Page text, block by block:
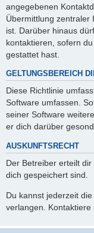
angegebenen
Übermittlung zentraler
ist. Darüber hinaus
kontaktieren, sofern
gestattet hast.
GELTUNGSBEREICH
Diese Richtlinie
Software umfassen.
seiner Software
er dich darüber
AUSKUNFTSRECHT
Der Betreiber erteilt
dich gespeichert sind.
Du kannst jederzeit
verlangen.